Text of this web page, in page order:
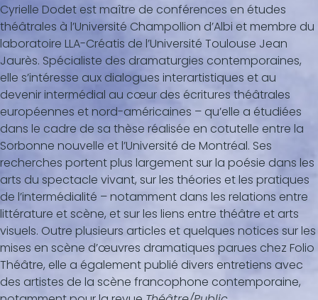
Cyrielle Dodet est maître de conférences en études
théâtrales à l’Université Champollion d’Albi et membre du
laboratoire LLA-Créatis de l’Université Toulouse Jean
Jaurès. Spécialiste des dramaturgies contemporaines,
elle s’intéresse aux dialogues interartistiques et au
devenir intermédial au cœur des écritures théâtrales
européennes et nord-américaines – qu’elle a étudiées
dans le cadre de sa thèse réalisée en cotutelle entre la
Sorbonne nouvelle et l’Université de Montréal. Ses
recherches portent plus largement sur la poésie dans les
arts du spectacle vivant, sur les théories et les pratiques
de l’intermédialité – notamment dans les relations entre
littérature et scène, et sur les liens entre théâtre et arts
visuels. Outre plusieurs articles et quelques notices sur les
mises en scène d’œuvres dramatiques parues chez Folio
Théâtre, elle a également publié divers entretiens avec
des artistes de la scène francophone contemporaine,